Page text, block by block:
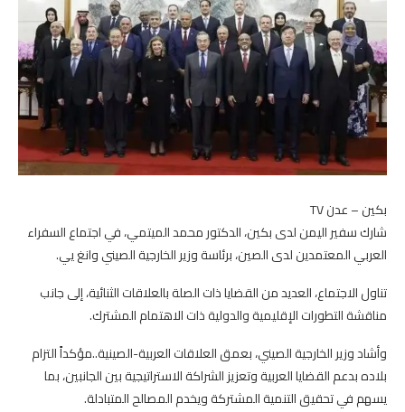
بكين – عدن TV
شارك سفير اليمن لدى بكين، الدكتور محمد الميتمي، في اجتماع السفراء
العربي المعتمدين لدى الصين، برئاسة وزير الخارجية الصيني وانغ يي.
تناول الاجتماع، العديد من القضايا ذات الصلة بالعلاقات الثنائية، إلى جانب
مناقشة التطورات الإقليمية والدولية ذات الاهتمام المشترك.
وأشاد وزير الخارجية الصيني، بعمق العلاقات العربية-الصينية..مؤكداً التزام
بلاده بدعم القضايا العربية وتعزيز الشراكة الاستراتيجية بين الجانبين، بما
يسهم في تحقيق التنمية المشتركة ويخدم المصالح المتبادلة.